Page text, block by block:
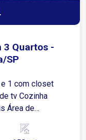
Quadra
mercado
3 Quartos -
SP
tv Cozinha
Área de